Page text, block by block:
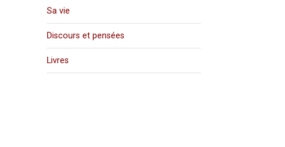
Sa vie
Discours et pensées
Livres